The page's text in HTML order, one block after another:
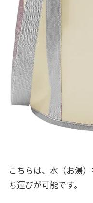
こちらは、水（お湯
ち運びが可能です。